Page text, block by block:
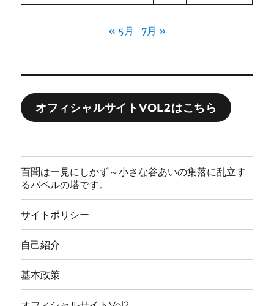
« 5月 7月 »
オフィシャルサイトVOL2はこちら
百聞は一見にしかず～小さな谷あいの集落に乱立す
るバベルの塔です。
サイトポリシー
自己紹介
基本政策